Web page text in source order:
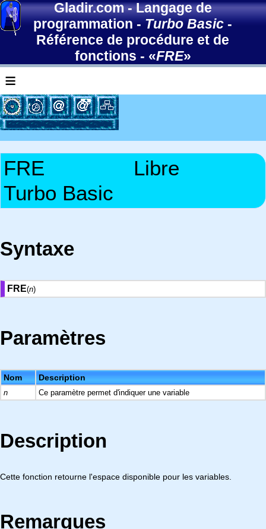
Gladir.com-Langage de
programmation-Turbo Basic-
Référence de procédure et de
fonctions - «FRE»
≡
FRE
Libre
Turbo Basic
Syntaxe
FRE(n)
Paramètres
Nom Description
n Ce paramètre permet d'indiquer une variable
Description
Cette fonction retourne l'espace disponible pour les variables.
Remarques